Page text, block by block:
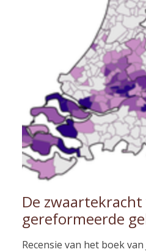
De
gereformeerde
Recensie van het boek